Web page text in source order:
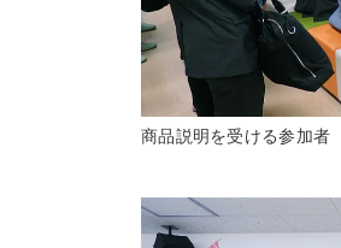
商品説明を受ける参加者